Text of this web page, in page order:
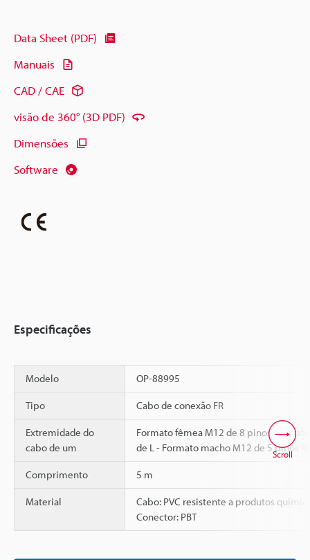
Data Sheet (PDF)
Manuais
CAD / CAE
visão de 360° (3D PDF)
Dimensões
Software
Especificações
Modelo OP-88995
Tipo Cabo de conexão FR
Extremidade do
cabo de um
Formato fêmea M12 de 8 pinos Formato
de L - Formato macho M12 de 5 pinos
Comprimento 5 m
Material
Cabo: PVC resistente a produtos
Conector: PBT
Scroll